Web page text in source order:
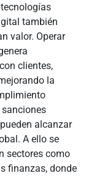
también
valor. Operar
clientes,
la
alcanzar
A ello se
sectores como
finanzas, donde